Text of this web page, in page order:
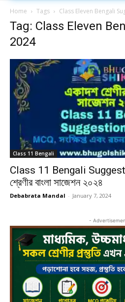
Home Tags Class Eleven Bengali
Tag: Class Eleven
2024
Class 11 Bengali
Class 11 Bengali
শ্রেণীর বাংলা সাজেশন ২০২৪
Debabrata Mandal - January 7, 2024
-